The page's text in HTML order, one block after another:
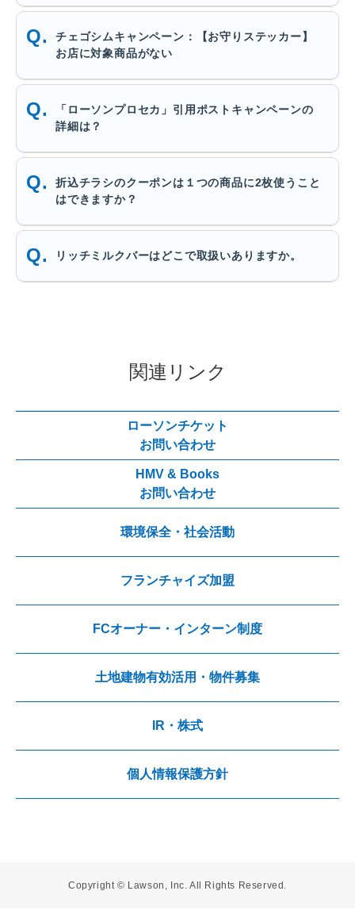
チェゴシムキャンペーン：【お守りステッカー】
お店に対象商品がない
「ローソンプロセカ」引用ポストキャンペーンの
詳細は？
折込チラシのクーポンは１つの商品に2枚使うこと
はできますか？
リッチミルクバーはどこで取扱いありますか。
関連リンク
ローソンチケット
お問い合わせ
HMV & Books
お問い合わせ
環境保全・社会活動
フランチャイズ加盟
FCオーナー・インターン制度
土地建物有効活用・物件募集
IR・株式
個人情報保護方針
Copyright © Lawson, Inc. All Rights Reserved.